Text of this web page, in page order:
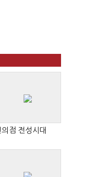
의점 전성시대